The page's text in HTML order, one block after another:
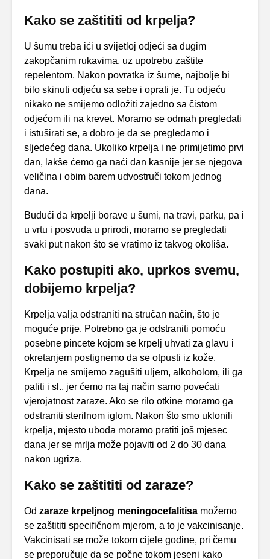
Kako se zaštititi od krpelja?
U šumu treba ići u svijetloj odjeći sa dugim
zakopčanim rukavima, uz upotrebu zaštite
repelentom. Nakon povratka iz šume, najbolje bi
bilo skinuti odjeću sa sebe i oprati je. Tu odjeću
nikako ne smijemo odložiti zajedno sa čistom
odjećom ili na krevet. Moramo se odmah pregledati
i istuširati se, a dobro je da se pregledamo i
sljedećeg dana. Ukoliko krpelja i ne primijetimo prvi
dan, lakše ćemo ga naći dan kasnije jer se njegova
veličina i obim barem udvostruči tokom jednog
dana.
Budući da krpelji borave u šumi, na travi, parku, pa i
u vrtu i posvuda u prirodi, moramo se pregledati
svaki put nakon što se vratimo iz takvog okoliša.
Kako postupiti ako, uprkos svemu,
dobijemo krpelja?
Krpelja valja odstraniti na stručan način, što je
moguće prije. Potrebno ga je odstraniti pomoću
posebne pincete kojom se krpelj uhvati za glavu i
okretanjem postignemo da se otpusti iz kože.
Krpelja ne smijemo zagušiti uljem, alkoholom, ili ga
paliti i sl., jer ćemo na taj način samo povećati
vjerojatnost zaraze. Ako se rilo otkine moramo ga
odstraniti sterilnom iglom. Nakon što smo uklonili
krpelja, mjesto uboda moramo pratiti još mjesec
dana jer se mrlja može pojaviti od 2 do 30 dana
nakon ugriza.
Kako se zaštititi od zaraze?
Od zaraze krpeljnog meningocefalitisa možemo
se zaštititi specifičnom mjerom, a to je vakcinisanje.
Vakcinisati se može tokom cijele godine, pri čemu
se preporučuje da se počne tokom jeseni kako